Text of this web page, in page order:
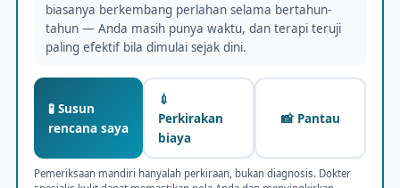
biasanya berkembang perlahan selama bertahun-
tahun — Anda masih punya waktu, dan terapi teruji
paling efektif bila dimulai sejak dini.
🧪 Susun
rencana saya
💉
Perkirakan
biaya
📸 Pantau
Pemeriksaan mandiri hanyalah perkiraan, bukan diagnosis. Dokter